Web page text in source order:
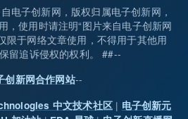
电子创新网，版权归属电子创新网，
，使用时请注明“图片来自电子创新网
限于网络文章使用，不得用于其他用
留追诉侵权的权利。 ##--
创新网合作网站--
中文技术社区| 电子创新元